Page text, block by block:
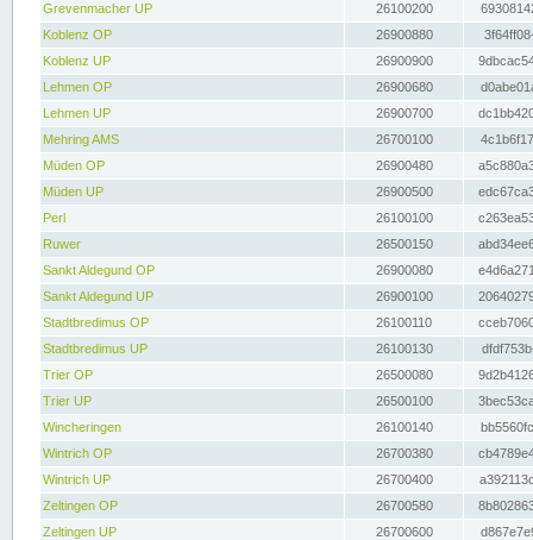
Grevenmacher UP
26100200
Koblenz OP
26900880
Koblenz UP
26900900
Lehmen OP
26900680
Lehmen UP
26900700
Mehring AMS
26700100
Müden OP
26900480
Müden UP
26900500
Perl
26100100
Ruwer
26500150
Sankt Aldegund OP
26900080
Sankt Aldegund UP
26900100
Stadtbredimus OP
26100110
Stadtbredimus UP
26100130
Trier OP
26500080
Trier UP
26500100
Wincheringen
26100140
Wintrich OP
26700380
Wintrich UP
26700400
Zeltingen OP
26700580
Zeltingen UP
26700600